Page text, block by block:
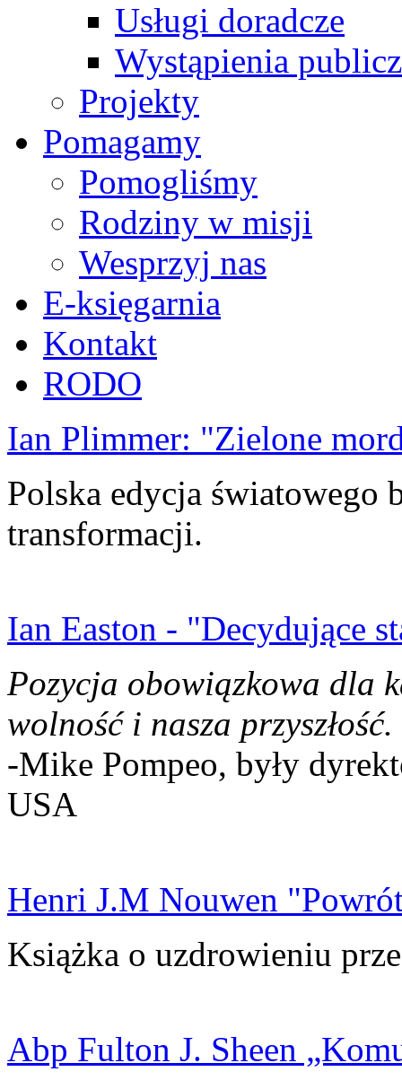
Usługi doradcze
Wystąpienia
Projekty
Pomagamy
Pomogliśmy
Rodziny w misji
Wesprzyj nas
E-księgarnia
Kontakt
RODO
Ian Plimmer: "Zielone
Polska edycja światowego
transformacji.
Ian Easton - "Decydujące
Pozycja obowiązkowa dla
wolność i nasza przyszłość.
-Mike Pompeo, były
USA
Henri J.M Nouwen
Książka o uzdrowieniu
Abp Fulton J. Sheen